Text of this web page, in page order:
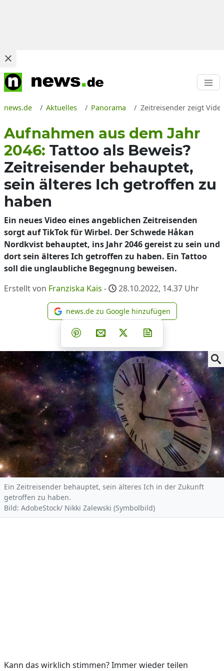
news.de Aktuelles Panorama Zeitreisender zeigt
Aufnahmen aus dem Jahr
2046: Tattoo als Beweis?
Zeitreisender behauptet,
sein älteres Ich getroffen zu
haben
Ein neues Video eines angeblichen Zeitreisenden
sorgt auf TikTok für Wirbel. Der Schwede Håkan
Nordkvist behauptet, ins Jahr 2046 gereist zu sein und
dort sein älteres Ich getroffen zu haben. Ein Tattoo
soll die unglaubliche Begegnung beweisen.
Erstellt von Franziska Kais - 28.10.2022, 14.37 Uhr
news.de zu Google
news.de zu Google hinzufügen
Teilen auf Facebook
Teilen auf Whatsapp
Teilen auf Telegram
Teilen auf Pinterest
Per E-Mail teilen
Post auf X
Ein Zeitreisender behauptet, sein älteres Ich in der Zukunft
getroffen zu haben.
Bild: AdobeStock/ Nikki Zalewski (Symbolbild)
Kann das wirklich stimmen? Immer wieder teilen